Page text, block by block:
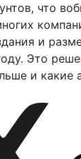
что
и
Это
и какие